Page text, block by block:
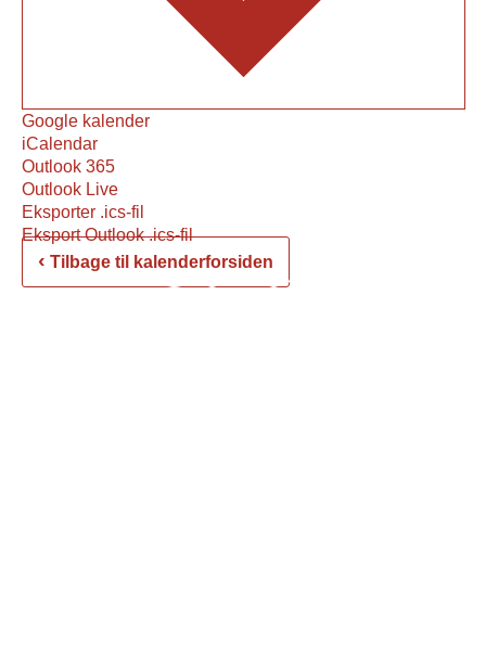
Google kalender
iCalendar
Outlook 365
Outlook Live
Eksporter .ics-fil
Eksport Outlook .ics-fil
‹ Tilbage til kalenderforsiden